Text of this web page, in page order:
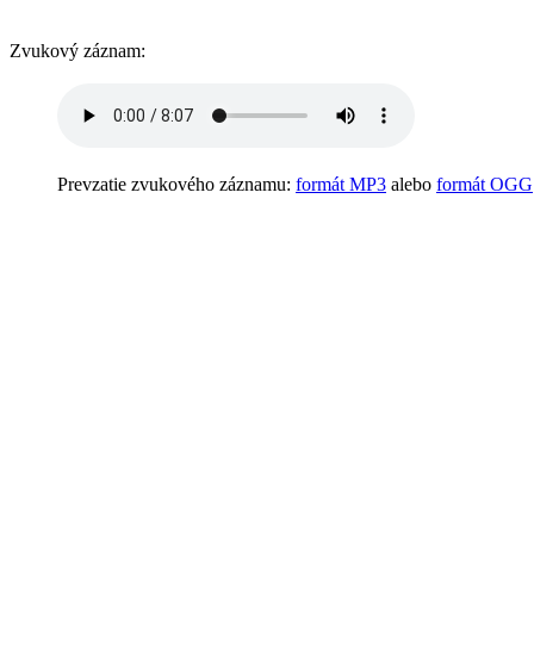
Zvukový záznam:
Prevzatie zvukového záznamu: formát MP3 alebo formát OGG